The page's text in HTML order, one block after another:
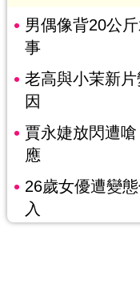
男偶像背20公
事
老高與小茉新
因
賈永婕放閃遭
應
26歲女優遭變
入